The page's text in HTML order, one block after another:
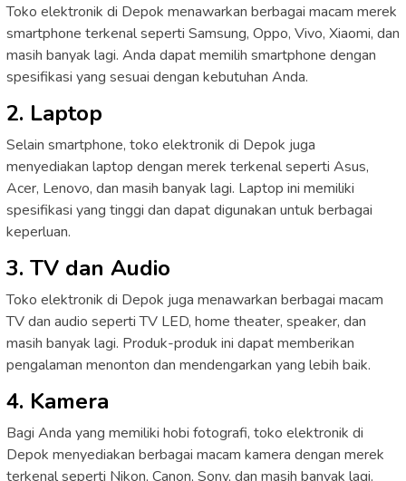
Toko elektronik di Depok menawarkan berbagai macam merek
smartphone terkenal seperti Samsung, Oppo, Vivo, Xiaomi, dan
masih banyak lagi. Anda dapat memilih smartphone dengan
spesifikasi yang sesuai dengan kebutuhan Anda.
2. Laptop
Selain smartphone, toko elektronik di Depok juga
menyediakan laptop dengan merek terkenal seperti Asus,
Acer, Lenovo, dan masih banyak lagi. Laptop ini memiliki
spesifikasi yang tinggi dan dapat digunakan untuk berbagai
keperluan.
3. TV dan Audio
Toko elektronik di Depok juga menawarkan berbagai macam
TV dan audio seperti TV LED, home theater, speaker, dan
masih banyak lagi. Produk-produk ini dapat memberikan
pengalaman menonton dan mendengarkan yang lebih baik.
4. Kamera
Bagi Anda yang memiliki hobi fotografi, toko elektronik di
Depok menyediakan berbagai macam kamera dengan merek
terkenal seperti Nikon, Canon, Sony, dan masih banyak lagi.